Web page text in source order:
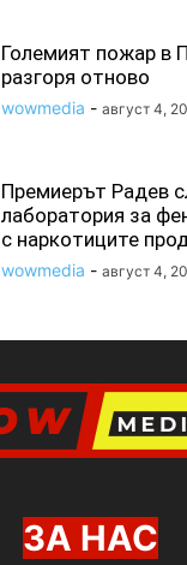
Големият пожар в
разгоря отново
wowmedia - август 4,
Премиерът Радев
лаборатория за
с наркотиците
wowmedia - август 4,
ЗА НАС